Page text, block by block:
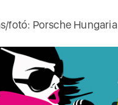
fotó: Porsche Hungaria